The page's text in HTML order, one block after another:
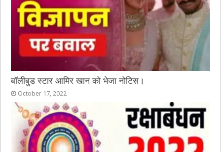
बॉलीबुड स्टार आमिर खान को भेजा नोटिस।
October 17, 2022